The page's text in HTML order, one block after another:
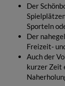
Der
Sporteln
Der
Freizeit-
Auch der
kurzer Zeit